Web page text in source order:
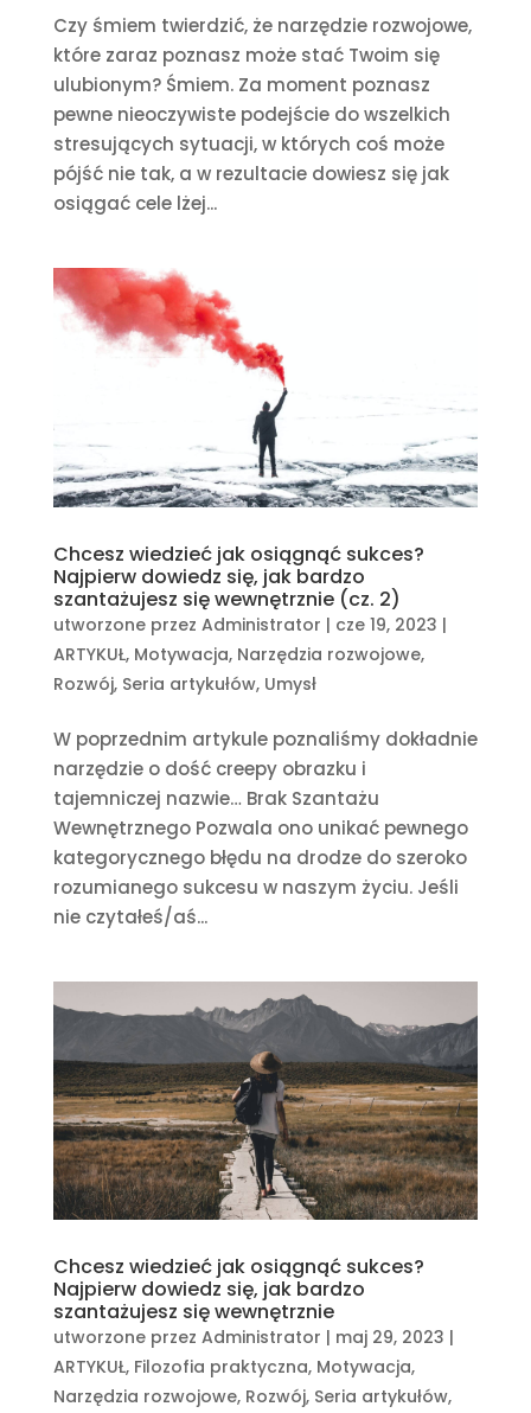
Czy śmiem twierdzić, że narzędzie rozwojowe,
które zaraz poznasz może stać Twoim się
ulubionym? Śmiem. Za moment poznasz
pewne nieoczywiste podejście do wszelkich
stresujących sytuacji, w których coś może
pójść nie tak, a w rezultacie dowiesz się jak
osiągać cele lżej...
Chcesz wiedzieć jak osiągnąć sukces?
Najpierw dowiedz się, jak bardzo
szantażujesz się wewnętrznie (cz. 2)
utworzone przez Administrator | cze 19, 2023 |
ARTYKUŁ, Motywacja, Narzędzia rozwojowe,
Rozwój, Seria artykułów, Umysł
W poprzednim artykule poznaliśmy dokładnie
narzędzie o dość creepy obrazku i
tajemniczej nazwie… Brak Szantażu
Wewnętrznego Pozwala ono unikać pewnego
kategorycznego błędu na drodze do szeroko
rozumianego sukcesu w naszym życiu. Jeśli
nie czytałeś/aś...
Chcesz wiedzieć jak osiągnąć sukces?
Najpierw dowiedz się, jak bardzo
szantażujesz się wewnętrznie
utworzone przez Administrator | maj 29, 2023 |
ARTYKUŁ, Filozofia praktyczna, Motywacja,
Narzędzia rozwojowe, Rozwój, Seria artykułów,